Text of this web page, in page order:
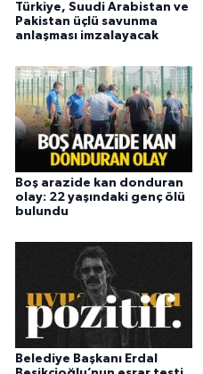
Türkiye, Suudi Arabistan ve
Pakistan üçlü savunma
anlaşması imzalayacak
Boş arazide kan donduran
olay: 22 yaşındaki genç ölü
bulundu
Belediye Başkanı Erdal